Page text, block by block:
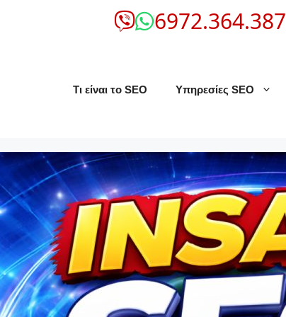
6972.364.387
Τι είναι το SEO Υπηρεσίες SEO